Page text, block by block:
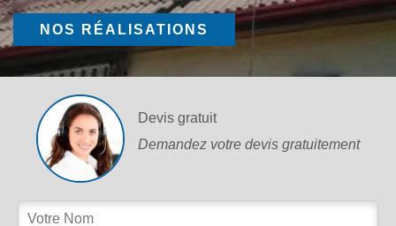
NOS RÉALISATIONS
Devis gratuit
Demandez votre devis gratuitement